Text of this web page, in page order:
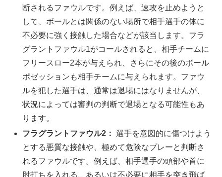
断されるファウルです。例えば、速攻を止めようと
して、ボールとは関係のない場所で相手選手の体に
不必要に強く接触した場合などが該当します。フラ
グラントファウル1がコールされると、相手チームに
フリースロー2本が与えられ、さらにその後のボール
ポゼッションも相手チームに与えられます。ファウ
ルを犯した選手は、通常は退場にはなりませんが、
状況によっては審判の判断で退場となる可能性もあ
ります。
フラグラントファウル2： 選手を意図的に傷つけよう
とする悪質な接触や、極めて危険なプレーと判断さ
れるファウルです。例えば、相手選手の頭部や首に
肘打ちを入れる、あるいは不必要に相手を突き飛ば